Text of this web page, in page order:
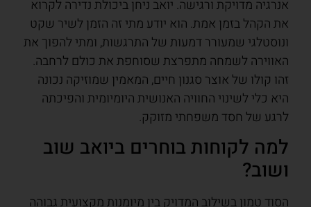
אנרגיה מדויקת ורגישה. יואב ניחן ביכולת נדירה לקרוא
את הקהל בזמן אמת. הוא יודע מתי זה הזמן לשיר שקט
ונוסטלגי שמעורר דמעות של התרגשות, ומתי להפוך את
האווירה לשמחה מתפרצת שסוחפת את כולם לרחבה.
זהו קולו של אוצר סגנון חיים, המאמין שמוזיקה נכונה
היא כלי לשינוי החוויה האנושית היומיומית והפיכתה
לרגע של חסד משפחתי מזוקק.
למה לקוחות בוחרים ביואב שוב
ושוב?
הסוד טמון בשילוב המדויק בין מיומנות מקצועית גבוהה